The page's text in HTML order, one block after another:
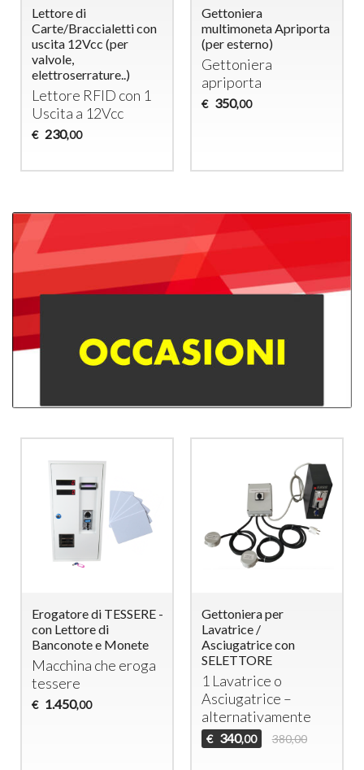
Lettore di
Carte/Braccialetti con
uscita 12Vcc (per
valvole,
elettroserrature..)
Lettore RFID con 1
Uscita a 12Vcc
€ 230,00
Gettoniera
multimoneta Apriporta
(per esterno)
Gettoniera
apriporta
€ 350,00
Erogatore di TESSERE -
con Lettore di
Banconote e Monete
Macchina che eroga
tessere
€ 1.450,00
Gettoniera per
Lavatrice /
Asciugatrice con
SELETTORE
1 Lavatrice o
Asciugatrice –
alternativamente
€ 340,00 380,00